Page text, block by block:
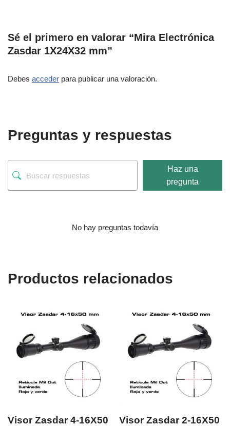
Sé el primero en valorar “Mira Electrónica
Zasdar 1X24X32 mm”
Debes acceder para publicar una valoración.
Preguntas y respuestas
Haz una
pregunta
No hay preguntas todavía
Productos relacionados
Visor Zasdar 4-16X50
Visor Zasdar 2-16X50